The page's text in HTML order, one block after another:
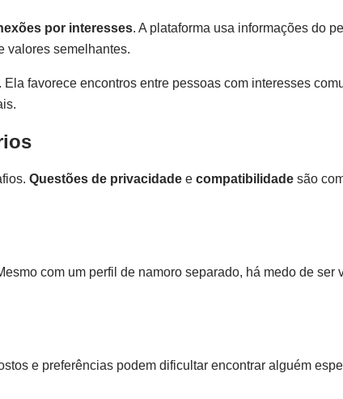
por interesses. A plataforma usa informações do
valores semelhantes.
favorece encontros entre pessoas com interesses
Questões de privacidade e compatibilidade são
com um perfil de namoro separado, há medo de
e preferências podem dificultar encontrar alguém